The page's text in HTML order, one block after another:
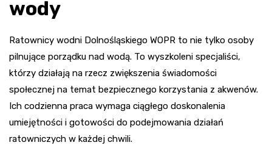
wody
Ratownicy wodni Dolnośląskiego WOPR to nie tylko osoby
pilnujące porządku nad wodą. To wyszkoleni specjaliści,
którzy działają na rzecz zwiększenia świadomości
społecznej na temat bezpiecznego korzystania z akwenów.
Ich codzienna praca wymaga ciągłego doskonalenia
umiejętności i gotowości do podejmowania działań
ratowniczych w każdej chwili.